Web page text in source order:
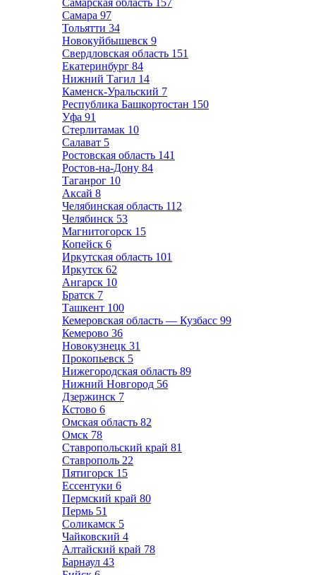
Самарская область 157
Самара 97
Тольятти 34
Новокуйбышевск 9
Свердловская область 151
Екатеринбург 84
Нижний Тагил 14
Каменск-Уральский 7
Республика Башкортостан 150
Уфа 91
Стерлитамак 10
Салават 5
Ростовская область 141
Ростов-на-Дону 84
Таганрог 10
Аксай 8
Челябинская область 112
Челябинск 53
Магнитогорск 15
Копейск 6
Иркутская область 101
Иркутск 62
Ангарск 10
Братск 7
Ташкент 100
Кемеровская область — Кузбасс 99
Кемерово 36
Новокузнецк 31
Прокопьевск 5
Нижегородская область 89
Нижний Новгород 56
Дзержинск 7
Кстово 6
Омская область 82
Омск 78
Ставропольский край 81
Ставрополь 22
Пятигорск 15
Ессентуки 6
Пермский край 80
Пермь 51
Соликамск 5
Чайковский 4
Алтайский край 78
Барнаул 43